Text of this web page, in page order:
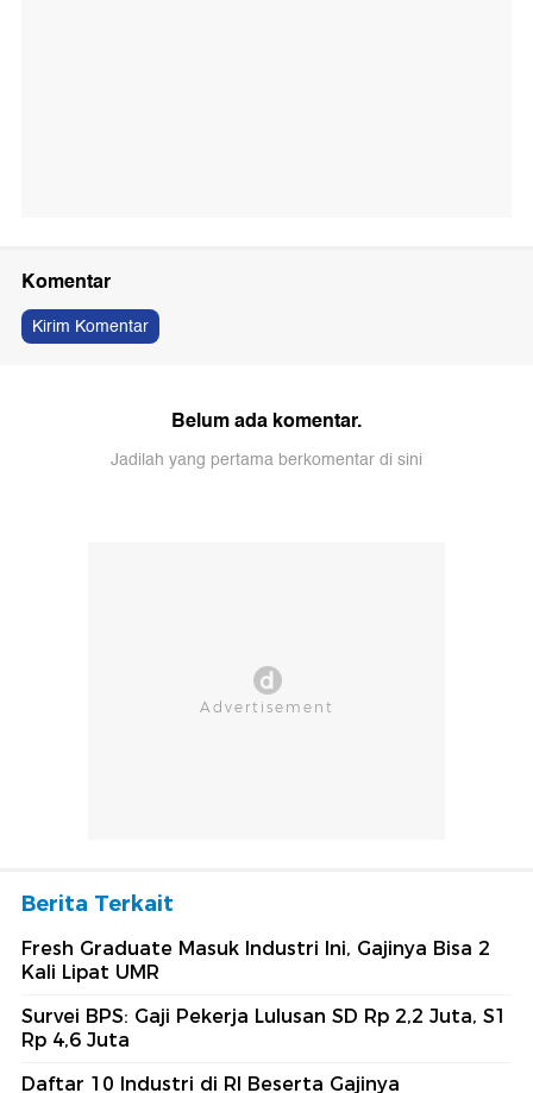
Komentar
Kirim Komentar
Belum ada komentar.
Jadilah yang pertama berkomentar di sini
Berita Terkait
Fresh Graduate Masuk Industri Ini, Gajinya Bisa 2
Kali Lipat UMR
Survei BPS: Gaji Pekerja Lulusan SD Rp 2,2 Juta, S1
Rp 4,6 Juta
Daftar 10 Industri di RI Beserta Gajinya